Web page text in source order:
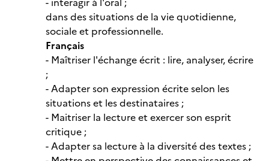
dans des situations de la vie quotidienne,
sociale et professionnelle.
Français
- Maîtriser l'échange écrit : lire, analyser, écrire
;
- Adapter son expression écrite selon les
situations et les destinataires ;
- Maitriser la lecture et exercer son esprit
critique ;
- Adapter sa lecture à la diversité des textes ;